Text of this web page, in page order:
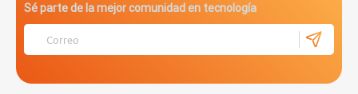
Sé parte de la mejor comunidad en tecnología